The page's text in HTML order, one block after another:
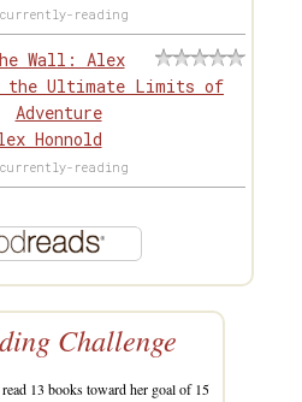
reading
Wall: Alex
the Ultimate Limits of
Adventure
Honnold
reading
Challenge
read 13 books toward her goal of 15